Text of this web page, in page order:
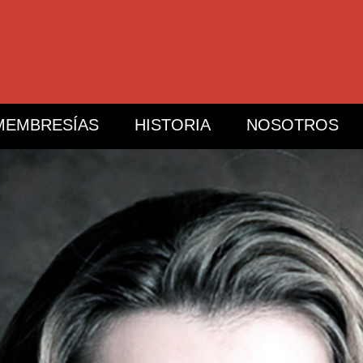
HISTORIA NOSOTROS